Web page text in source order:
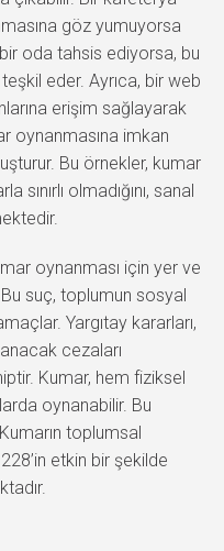
göz yumuyorsa
oda tahsis ediyorsa, bu
eder. Ayrıca, bir web
erişim sağlayarak
oynanmasına imkan
Bu örnekler, kumar
sınırlı olmadığını, sanal
oynanması için yer ve
suç, toplumun sosyal
Yargıtay kararları,
cezaları
Kumar, hem fiziksel
oynanabilir. Bu
toplumsal
etkin bir şekilde